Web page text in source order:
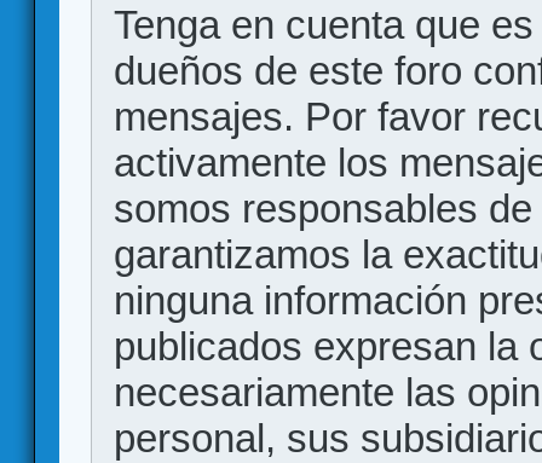
Tenga en cuenta que
dueños de este foro
mensajes. Por favor
activamente los
somos responsables
garantizamos la
ninguna información
publicados expresan la
necesariamente las
personal, sus